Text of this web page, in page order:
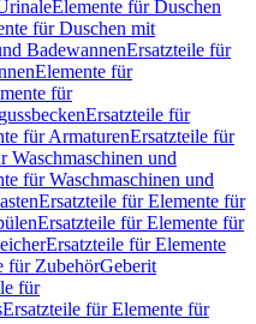
Elemente für Duschen
für Duschen mit
BadewannenErsatzteile für
Elemente für
für
Ersatzteile für
für ArmaturenErsatzteile für
Waschmaschinen und
für Waschmaschinen und
Ersatzteile für Elemente für
Ersatzteile für Elemente für
Ersatzteile für Elemente
für ZubehörGeberit
für
Ersatzteile für Elemente für